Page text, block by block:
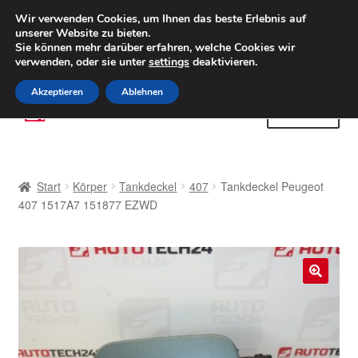
LIEFERUNG ab 6 EUR
Weltweiter Versand
(800) 500 564Mo-Fr 9-16 Uhr
Zur
Navigation
Zum
Inhalt
AGB
Start Körper Tankdeckel 407
Tankdeckel Peugeot
407 1517A7 151877 EZWD
Wir verwenden Cookies, um Ihnen das beste Erlebnis auf
unserer Website zu bieten.
Sie können mehr darüber erfahren, welche Cookies wir
verwenden, oder sie untersettings deaktivieren.
Akzeptieren Ablehnen